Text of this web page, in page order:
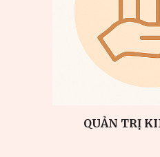
QUẢN TRỊ